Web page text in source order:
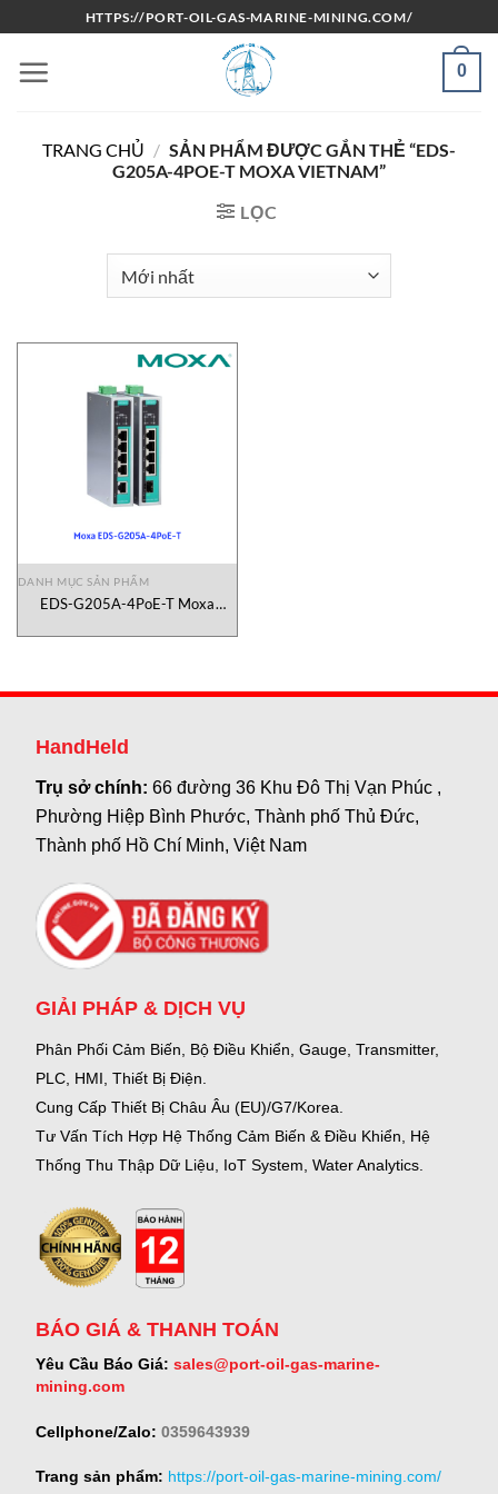
qua
nội
HTTPS://PORT-OIL-GAS-MARINE-MINING.COM/
0
TRANG CHỦ / SẢN PHẨM ĐƯỢC GẮN THẺ “EDS-
G205A-4POE-T MOXA VIETNAM”
LỌC
DANH MỤC SẢN PHẨM
EDS-G205A-4PoE-T Moxa
HandHeld
Trụ sở chính:66 đường 36 Khu Đô Thị Vạn Phúc ,
Phường Hiệp Bình Phước, Thành phố Thủ Đức,
Thành phố Hồ Chí Minh, Việt Nam
GIẢI PHÁP & DỊCH VỤ
Phân Phối Cảm Biến, Bộ Điều Khiển, Gauge, Transmitter,
PLC, HMI, Thiết Bị Điện.
Cung Cấp Thiết Bị Châu Âu (EU)/G7/Korea.
Tư Vấn Tích Hợp Hệ Thống Cảm Biến & Điều Khiển, Hệ
Thống Thu Thập Dữ Liệu, IoT System, Water Analytics.
BÁO GIÁ & THANH TOÁN
Yêu Cầu Báo Giá: sales@port-oil-gas-marine-
mining.com
Cellphone/Zalo: 0359643939
Trang sản phẩm: https://port-oil-gas-marine-mining.com/